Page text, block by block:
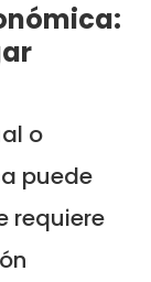
o
puede
requiere